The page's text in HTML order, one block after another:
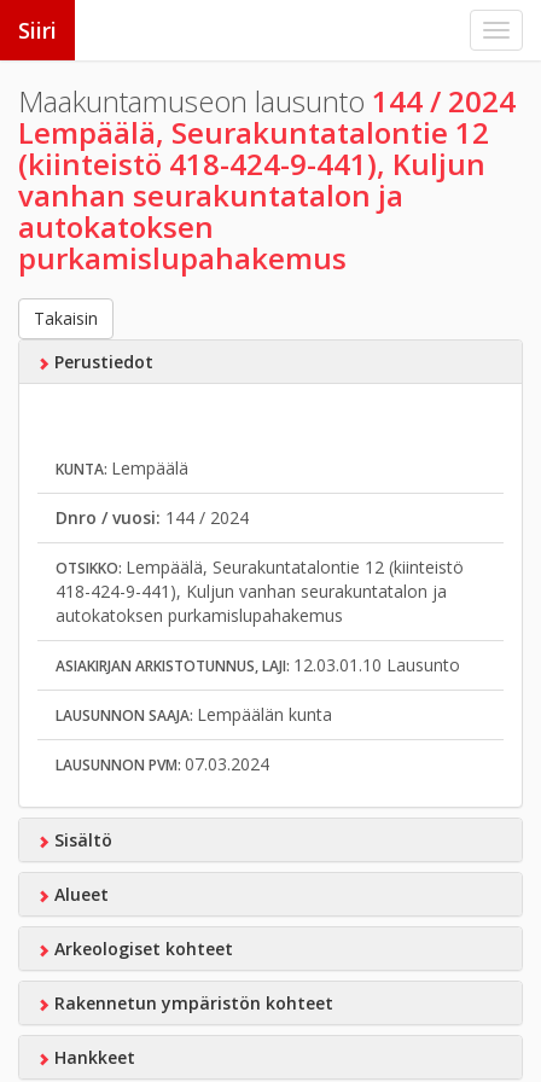
Siiri
Maakuntamuseon lausunto 144 / 2024
Lempäälä, Seurakuntatalontie 12
(kiinteistö 418-424-9-441), Kuljun
vanhan seurakuntatalon ja
autokatoksen
purkamislupahakemus
Takaisin
Perustiedot
KUNTA: Lempäälä
Dnro / vuosi: 144 / 2024
OTSIKKO: Lempäälä, Seurakuntatalontie 12 (kiinteistö
418-424-9-441), Kuljun vanhan seurakuntatalon ja
autokatoksen purkamislupahakemus
ASIAKIRJAN ARKISTOTUNNUS, LAJI: 12.03.01.10 Lausunto
LAUSUNNON SAAJA: Lempäälän kunta
LAUSUNNON PVM: 07.03.2024
Sisältö
Alueet
Arkeologiset kohteet
Rakennetun ympäristön kohteet
Hankkeet